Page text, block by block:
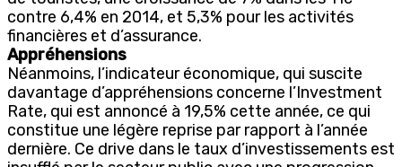
contre 6,4% en 2014, et 5,3% pour les activités
financières et d’assurance.
Appréhensions
Néanmoins, l’indicateur économique, qui suscite
davantage d’appréhensions concerne l’Investment
Rate, qui est annoncé à 19,5% cette année, ce qui
constitue une légère reprise par rapport à l’année
dernière. Ce drive dans le taux d’investissements est